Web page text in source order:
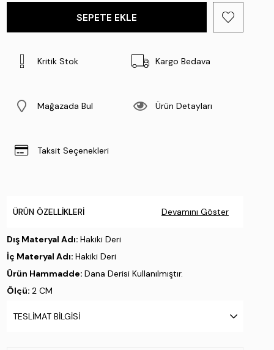
Kritik Stok Kargo Bedava
Mağazada Bul Ürün Detayları
Taksit Seçenekleri
ÜRÜN ÖZELLIKLERI Devamını Göster
Dış Materyal Adı: Hakiki Deri
İç Materyal Adı: Hakiki Deri
Ürün Hammadde: Dana Derisi Kullanılmıştır.
Ölçü: 2 CM
TESLIMAT BILGISI